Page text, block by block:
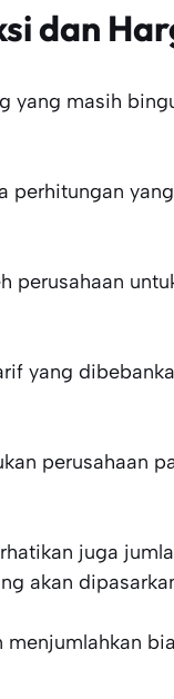
dan
yang masih
perusahaan
yang
perusahaan
juga
akan